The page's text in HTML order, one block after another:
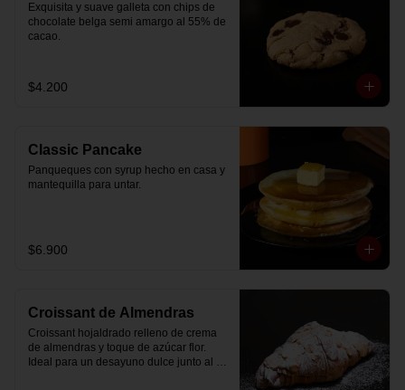
Exquisita y suave galleta con chips de
chocolate belga semi amargo al 55% de
cacao.
$4.200
Classic Pancake
Panqueques con syrup hecho en casa y
mantequilla para untar.
$6.900
Croissant de Almendras
Croissant hojaldrado relleno de crema
de almendras y toque de azúcar flor.
Ideal para un desayuno dulce junto al